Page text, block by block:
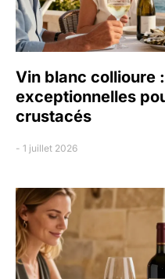
Vin blanc collioure
exceptionnelles
crustacés
1 juillet 2026